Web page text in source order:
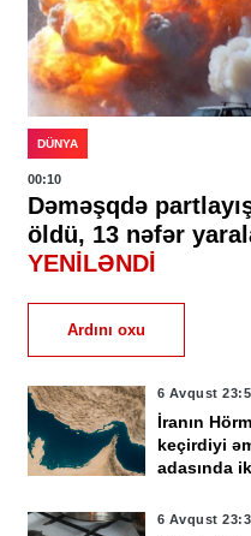
DÜNYA
00:10
Dəməşqdə
öldü, 13 nəfər
YENİLƏNDİ
Ardını oxu
6 Avqust
İranın
keçirdiyi
adasında
6 Avqust